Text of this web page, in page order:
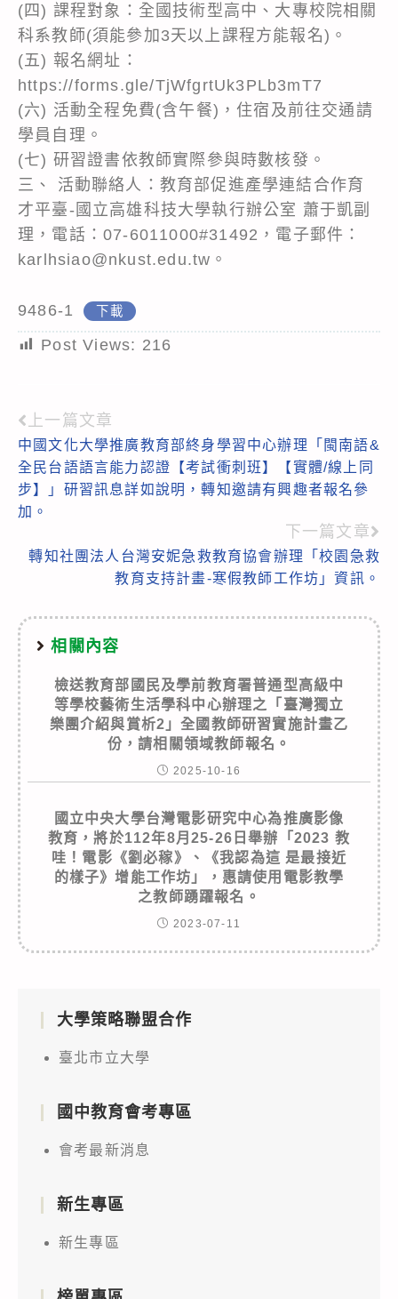
(四) 課程對象：全國技術型高中、大專校院相關
科系教師(須能參加3天以上課程方能報名)。
(五) 報名網址：
https://forms.gle/TjWfgrtUk3PLb3mT7
(六) 活動全程免費(含午餐)，住宿及前往交通請
學員自理。
(七) 研習證書依教師實際參與時數核發。
三、 活動聯絡人：教育部促進產學連結合作育
才平臺-國立高雄科技大學執行辦公室 蕭于凱副
理，電話：07-6011000#31492，電子郵件：
karlhsiao@nkust.edu.tw。
9486-1 下載
Post Views: 216
Read
more
articles
上一篇文章
中國文化大學推廣教育部終身學習中心辦理「閩南語&
全民台語語言能力認證【考試衝刺班】【實體/線上同
步】」研習訊息詳如說明，轉知邀請有興趣者報名參
加。
下一篇文章
轉知社團法人台灣安妮急救教育協會辦理「校園急救
教育支持計畫-寒假教師工作坊」資訊。
相關內容
檢送教育部國民及學前教育署普通型高級中
等學校藝術生活學科中心辦理之「臺灣獨立
樂團介紹與賞析2」全國教師研習實施計畫乙
份，請相關領域教師報名。
2025-10-16
國立中央大學台灣電影研究中心為推廣影像
教育，將於112年8月25-26日舉辦「2023 教
哇！電影《劉必稼》、《我認為這 是最接近
的樣子》增能工作坊」，惠請使用電影教學
之教師踴躍報名。
2023-07-11
大學策略聯盟合作
臺北市立大學
國中教育會考專區
會考最新消息
新生專區
新生專區